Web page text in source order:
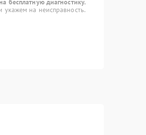
бесплатную диагностику.
на неисправность.